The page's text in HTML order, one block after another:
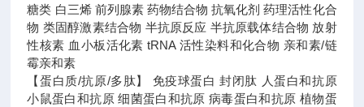
糖类 白三烯 前列腺素 药物结合物 抗氧化剂 药理活性化合
物 类固醇激素结合物 半抗原反应 半抗原载体结合物 放射
性核素 血小板活化素 tRNA 活性染料和化合物 亲和素/链
霉亲和素
【蛋白质/抗原/多肽】 免疫球蛋白 封闭肽 人蛋白和抗原
小鼠蛋白和抗原 细菌蛋白和抗原 病毒蛋白和抗原 植物蛋